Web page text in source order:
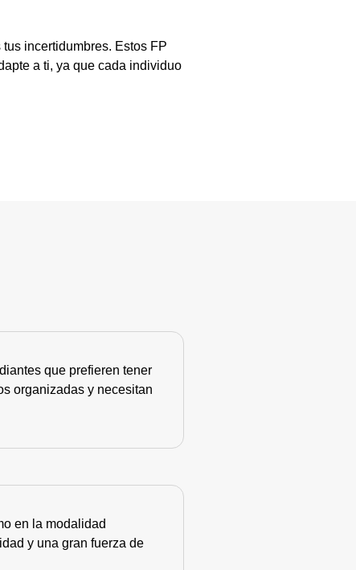
incertidumbres. Estos FP
a ti, ya que cada individuo
que prefieren tener
organizadas y necesitan
en la modalidad
y una gran fuerza de